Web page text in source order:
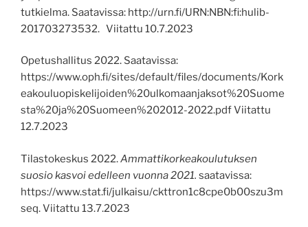
tutkielma. Saatavissa: http://urn.fi/URN:NBN:fi:hulib-
201703273532. Viitattu 10.7.2023
Opetushallitus 2022. Saatavissa:
https://www.oph.fi/sites/default/files/documents/Kork
eakouluopiskelijoiden%20ulkomaanjaksot%20Suome
sta%20ja%20Suomeen%202012-2022.pdf Viitattu
12.7.2023
Tilastokeskus 2022.Ammattikorkeakoulutuksen
suosio kasvoi edelleen vuonna 2021. saatavissa:
https://www.stat.fi/julkaisu/ckttron1c8cpe0b00szu3m
seq. Viitattu 13.7.2023